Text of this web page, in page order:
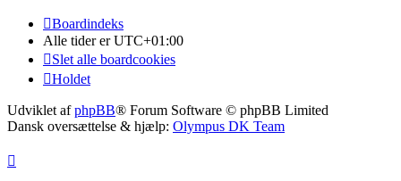
Boardindeks
Alle tider erUTC+01:00
Slet alle boardcookies
Holdet
Udviklet afphpBB® Forum Software © phpBB Limited
Dansk oversættelse & hjælp: Olympus DK Team